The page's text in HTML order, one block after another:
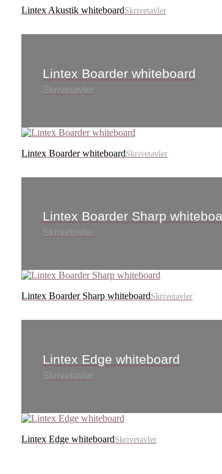
Lintex Akustik whiteboardSkrivetavler
Lintex Boarder whiteboard
Skrivetavler
Lintex Boarder whiteboardSkrivetavler
Lintex Boarder Sharp
Skrivetavler
Lintex Boarder Sharp whiteboardSkrivetavler
Lintex Edge whiteboard
Skrivetavler
Lintex Edge whiteboardSkrivetavler